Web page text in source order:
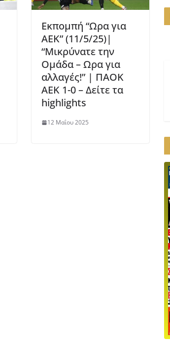
Εκπομπή “Ωρα για
ΑΕΚ” (11/5/25)|
“Μικρύνατε την
Ομάδα – Ωρα για
αλλαγές!” | ΠΑΟΚ
ΑΕΚ 1-0 – Δείτε τα
highlights
12 Μαΐου 2025